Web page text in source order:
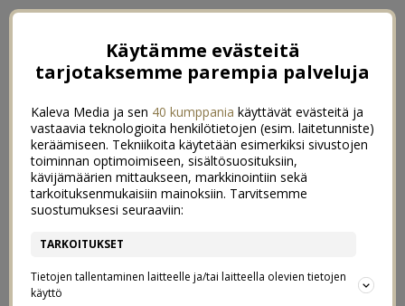
Käytämme evästeitä
tarjotaksemme parempia palveluja
Kaleva Media ja sen 40 kumppania käyttävät evästeitä ja
vastaavia teknologioita henkilötietojen (esim. laitetunniste)
keräämiseen. Tekniikoita käytetään esimerkiksi sivustojen
toiminnan optimoimiseen, sisältösuosituksiin,
kävijämäärien mittaukseen, markkinointiin sekä
tarkoituksenmukaisiin mainoksiin. Tarvitsemme
suostumuksesi seuraaviin:
TARKOITUKSET
Tietojen tallentaminen laitteelle ja/tai laitteella olevien tietojen
käyttö